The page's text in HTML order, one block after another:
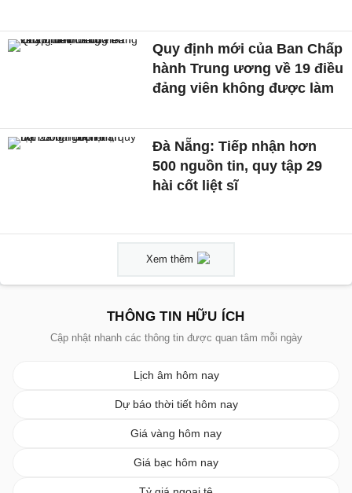
Quy định mới của Ban Chấp
hành Trung ương về 19 điều
đảng viên không được làm
Đà Nẵng: Tiếp nhận hơn
500 nguồn tin, quy tập 29
hài cốt liệt sĩ
Xem thêm
THÔNG TIN HỮU ÍCH
Cập nhật nhanh các thông tin được quan tâm mỗi ngày
Lịch âm hôm nay
Dự báo thời tiết hôm nay
Giá vàng hôm nay
Giá bạc hôm nay